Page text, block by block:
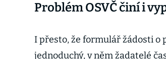
Problém OSVČ činí i
I přesto, že formulář žádosti o
jednoduchý, v něm žadatelé